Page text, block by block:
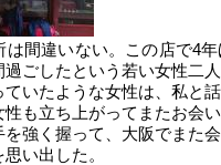
は間違いない。この店で4
過ごしたという若い女性二
ていたような女性は、私と
性も立ち上がってまたお会
を強く握って、大阪でまた
い出した。